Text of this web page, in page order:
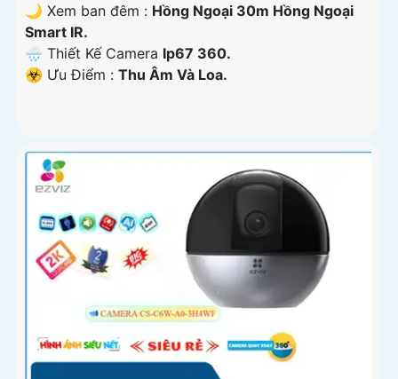
🌙 Xem ban đêm : Hồng Ngoại 30m Hồng Ngoại
Smart IR.
🌧️ Thiết Kế Camera Ip67 360.
️☣️ Ưu Điểm : Thu Âm Và Loa.